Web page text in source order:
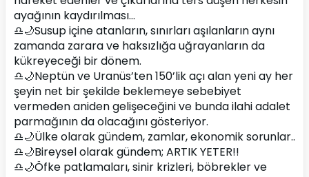
ayağının kaydırılması…
♎🌙Susup içine atanların, sınırları aşılanların aynı
zamanda zarara ve haksızlığa uğrayanların da
kükreyeceği bir dönem.
♎🌙Neptün ve Uranüs’ten 150’lik açı alan yeni ay her
şeyin net bir şekilde beklemeye sebebiyet
vermeden aniden gelişeceğini ve bunda ilahi adalet
parmağının da olacağını gösteriyor.
♎🌙Ülke olarak gündem, zamlar, ekonomik sorunlar..
♎🌙Bireysel olarak gündem; ARTIK YETER!!
♎🌙Öfke patlamaları, sinir krizleri, böbrekler ve